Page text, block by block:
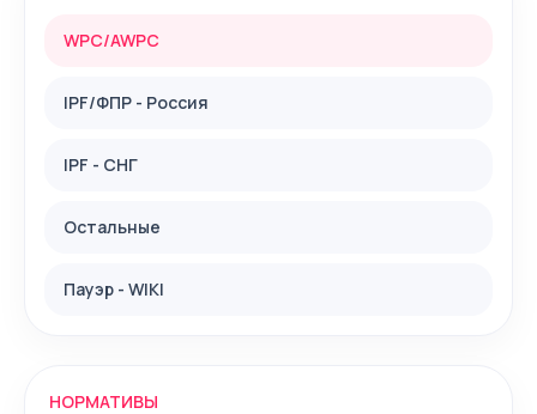
WPC/AWPC
IPF/ФПР - Россия
IPF - СНГ
Остальные
Пауэр - WIKI
НОРМАТИВЫ